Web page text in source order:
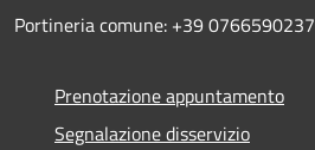
Portineria comune: +39 0766590237
Prenotazione appuntamento
Segnalazione disservizio